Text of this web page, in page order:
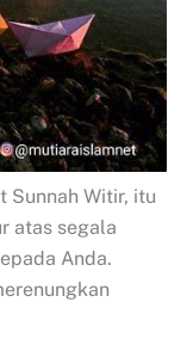
Sunnah Witir, itu
atas segala
Anda.